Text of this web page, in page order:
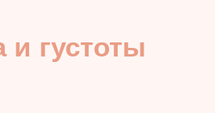
и густоты